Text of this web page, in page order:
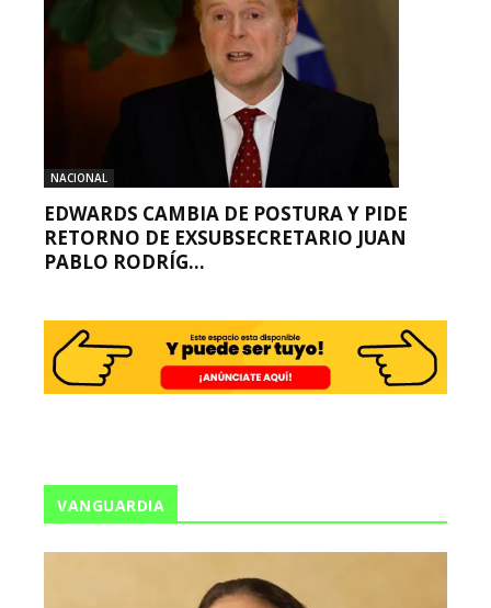
NACIONAL
EDWARDS CAMBIA DE POSTURA Y PIDE
RETORNO DE EXSUBSECRETARIO JUAN
PABLO RODRÍG...
VANGUARDIA